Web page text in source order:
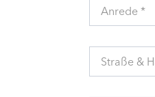
Anrede *
Straße &